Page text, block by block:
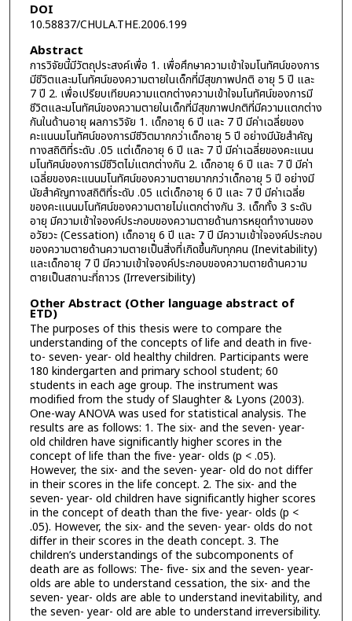
DOI
10.58837/CHULA.THE.2006.199
Abstract
การวิจัยนี้มีวัตถุประสงค์เพื่อ 1. เพื่อศึกษาความเข้าใจมโนทัศน์ของการ
มีชีวิตและมโนทัศน์ของความตายในเด็กที่มีสุขภาพปกติ อายุ 5 ปี และ
7 ปี 2. เพื่อเปรียบเทียบความแตกต่างความเข้าใจมโนทัศน์ของการมี
ชีวิตและมโนทัศน์ของความตายในเด็กที่มีสุขภาพปกติที่มีความแตกต่าง
กันในด้านอายุ ผลการวิจัย 1. เด็กอายุ 6 ปี และ 7 ปี มีค่าเฉลี่ยของ
คะแนนมโนทัศน์ของการมีชีวิตมากกว่าเด็กอายุ 5 ปี อย่างมีนัยสำคัญ
ทางสถิติที่ระดับ .05 แต่เด็กอายุ 6 ปี และ 7 ปี มีค่าเฉลี่ยของคะแนน
มโนทัศน์ของการมีชีวิตไม่แตกต่างกัน 2. เด็กอายุ 6 ปี และ 7 ปี มีค่า
เฉลี่ยของคะแนนมโนทัศน์ของความตายมากกว่าเด็กอายุ 5 ปี อย่างมี
นัยสำคัญทางสถิติที่ระดับ .05 แต่เด็กอายุ 6 ปี และ 7 ปี มีค่าเฉลี่ย
ของคะแนนมโนทัศน์ของความตายไม่แตกต่างกัน 3. เด็กทั้ง 3 ระดับ
อายุ มีความเข้าใจองค์ประกอบของความตายด้านการหยุดทำงานของ
อวัยวะ (Cessation) เด็กอายุ 6 ปี และ 7 ปี มีความเข้าใจองค์ประกอบ
ของความตายด้านความตายเป็นสิ่งที่เกิดขึ้นกับทุกคน (Inevitability)
และเด็กอายุ 7 ปี มีความเข้าใจองค์ประกอบของความตายด้านความ
ตายเป็นสถานะที่ถาวร (Irreversibility)
Other Abstract (Other language abstract of
ETD)
The purposes of this thesis were to compare the
understanding of the concepts of life and death in five-
to- seven- year- old healthy children. Participants were
180 kindergarten and primary school student; 60
students in each age group. The instrument was
modified from the study of Slaughter & Lyons (2003).
One-way ANOVA was used for statistical analysis. The
results are as follows: 1. The six- and the seven- year-
old children have significantly higher scores in the
concept of life than the five- year- olds (p < .05).
However, the six- and the seven- year- old do not differ
in their scores in the life concept. 2. The six- and the
seven- year- old children have significantly higher scores
in the concept of death than the five- year- olds (p <
.05). However, the six- and the seven- year- olds do not
differ in their scores in the death concept. 3. The
children’s understandings of the subcomponents of
death are as follows: The- five- six and the seven- year-
olds are able to understand cessation, the six- and the
seven- year- olds are able to understand inevitability, and
the seven- year- old are able to understand irreversibility.